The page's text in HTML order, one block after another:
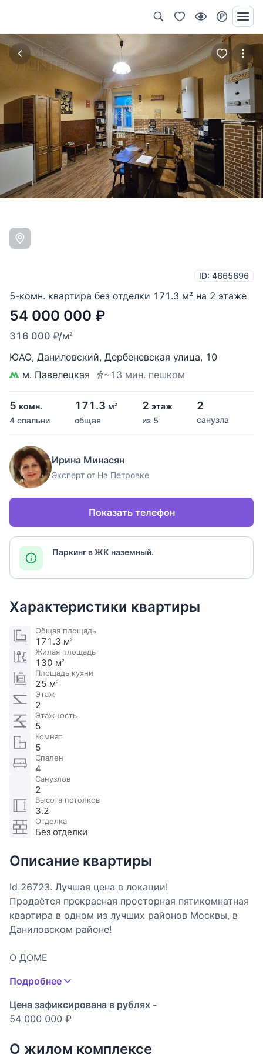
ID: 4665696
5-комн. квартира без отделки 171.3 м² на 2 этаже
54 000 000 ₽
316 000 ₽/м2
ЮАО, Даниловский, Дербеневская улица, 10
м. Павелецкая
~13 мин. пешком
5 комн.
4 спальни
171.3 м2
общая
2 этаж
из 5
2
санузла
Ирина Минасян
Эксперт от На Петровке
Показать телефон
Паркинг в ЖК наземный.
Характеристики квартиры
Общая площадь
171.3 м2
Жилая площадь
130 м2
Площадь кухни
25 м2
Этаж
2
Этажность
5
Комнат
5
Спален
4
Санузлов
2
Высота потолков
3.2
Отделка
Без отделки
Описание квартиры
Id 26723. Лучшая цена в локации!
Продаётся прекрасная просторная пятикомнатная
квартира в одном из лучших районов Москвы, в
Даниловском районе!
О ДОМЕ
Расселение по реновации во 2 стадии с 2025 по
2028 г.
новостройке в Даниловском районе по цене
Подробнее
Цена зафиксирована в рублях -
54 000 000 ₽
О жилом комплексе